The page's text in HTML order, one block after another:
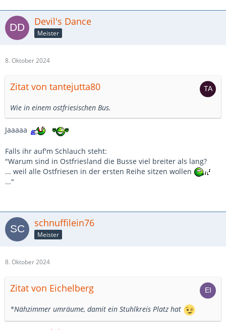
Devil's Dance
Meister
8. Oktober 2024
Zitat von tantejutta80
Wie in einem ostfriesischen Bus.
Jaaaaa
Falls ihr auf'm Schlauch steht:
"Warum sind in Ostfriesland die Busse viel breiter als lang?
... weil alle Ostfriesen in der ersten Reihe sitzen wollen
..."
schnuffilein76
Meister
8. Oktober 2024
Zitat von Eichelberg
*Nähzimmer umräume, damit ein Stuhlkreis Platz hat